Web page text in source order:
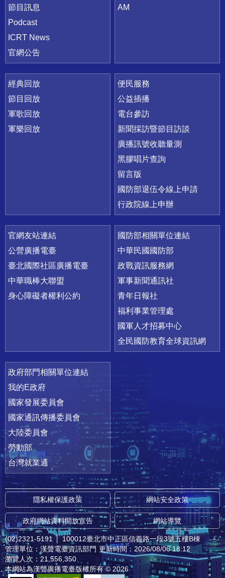
節目訊息
Podcast
ICRT News
官網公告
AM
經典回放
節目回放
軍歌回放
軍樂回放
便民服務
公益插播
電台參訪
新聞採訪暨節目訪談
廣播訊號收聽量測
黑膠唱片查詢
留言版
國防部退伍令線上申請
行政院線上申辦
官網友站連結
公營廣播電臺
臺北國際社區廣播電臺
中華職棒大聯盟
身心障礙者權利公約
國防部相關單位連結
中華民國國防部
政戰資訊服務網
軍事新聞通訊社
青年日報社
福利事業管理處
國軍人才招募中心
全民國防教育全球資訊網
政府部門相關單位連結
我的E政府
國家發展委員會
國家通訊傳播委員會
大陸委員會
勞動部
台灣就業通
隱私權保護政策 網站安全政策
政府網站資料開放宣告 網站導覽
(02)2321-5191 │ 100012臺北市中正區信義路一段3號五樓B棟
管理單位：漢聲電臺資訊部門 更新時間：2026/08/06 18:12
瀏覽人次：21,556,350
本網站為漢聲廣播電臺版權所有 © 2026